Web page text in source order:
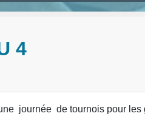
4
journée de tournois pour les